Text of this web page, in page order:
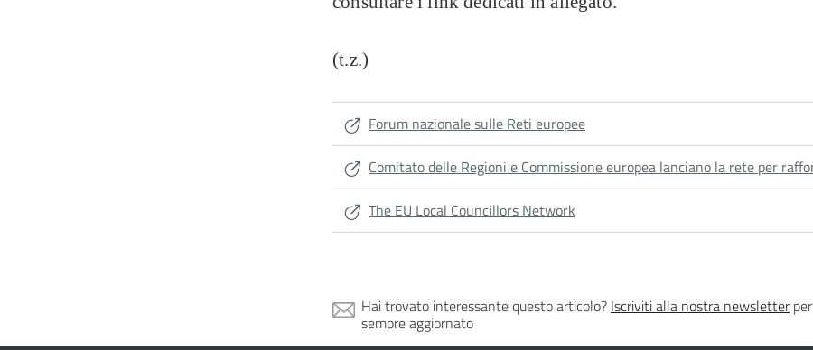
(t.z.)
Forum nazionale sulle Reti europee
Comitato delle Regioni e Commissione europea lanciano la rete per
The EU Local Councillors Network
Hai trovato interessante questo articolo? Iscriviti alla nostra newsletter
sempre aggiornato